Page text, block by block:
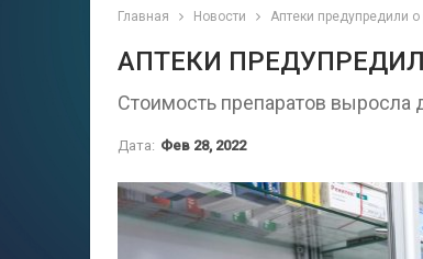
Главная Новости Аптеки предупредили о
АПТЕКИ
Стоимость препаратов выросла
Дата: Фев 28, 2022